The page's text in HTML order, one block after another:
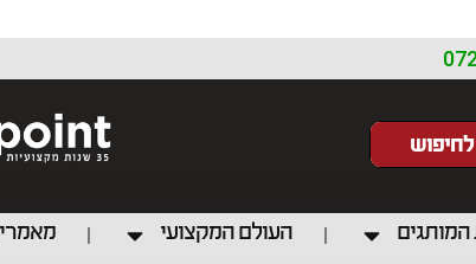
לחיפוש
המותגים העולם המקצועי